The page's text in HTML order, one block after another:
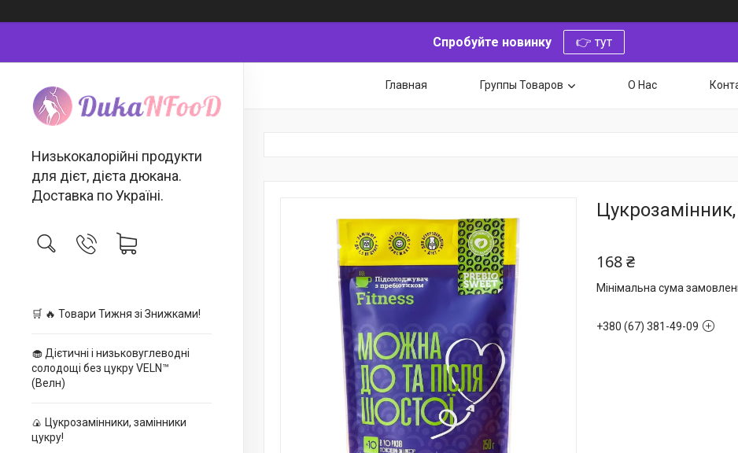
Спробуйте новинку 👉 тут
Низькокалорійні продукти
для дієт, дієта дюкана.
Доставка по Україні.
🛒 🔥 Товари Тижня зі Знижками!
🧁 Дієтичні і низьковуглеводні
солодощі без цукру VELN™
(Велн)
🍙 Цукрозамінники, замінники
цукру!
Главная Группы Товаров О Нас
168 ₴
Мінімальна сума
+380 (67) 381-49-09